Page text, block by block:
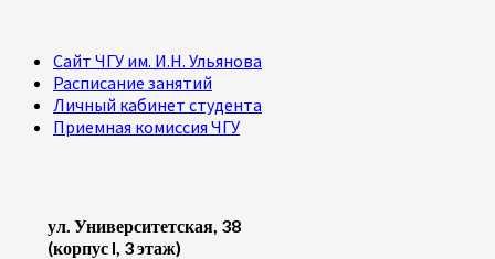
Сайт ЧГУ им. И.Н. Ульянова
Расписание занятий
Личный кабинет студента
Приемная комиссия ЧГУ
ул. Университетская, 38
(корпус I, 3 этаж)